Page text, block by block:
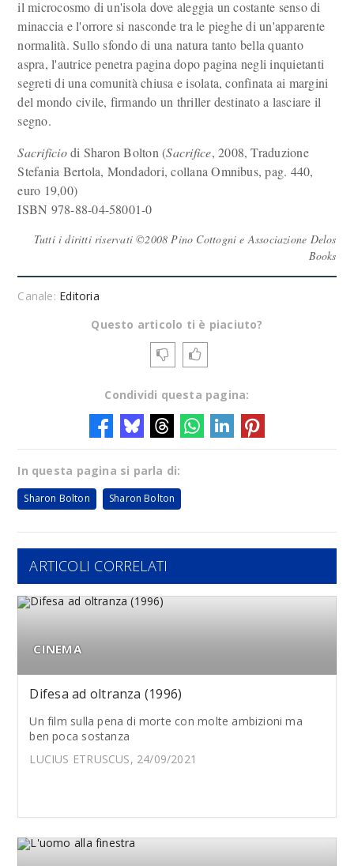
il microcosmo di un'isola dove aleggia un costante senso di
minaccia e l'orrore si nasconde tra le pieghe di un'apparente
normalità. Sullo sfondo di una natura tanto bella quanto
aspra, l'autrice penetra pagina dopo pagina negli inquietanti
segreti di una comunità chiusa e isolata, confinata ai margini
del mondo civile, firmando un thriller destinato a lasciare il
segno.
Sacrificiodi Sharon Bolton (Sacrifice, 2008, Traduzione
Stefania Bertola, Mondadori, collana Omnibus, pag. 440,
euro 19,00)
ISBN 978-88-04-58001-0
Tutti i diritti riservati ©2008 Pino Cottogni e Associazione Delos
Books
Canale: Editoria
Questo articolo ti è piaciuto?
Condividi questa pagina:
In questa pagina si parla di:
Sharon Bolton Sharon Bolton
ARTICOLI CORRELATI
CINEMA
Difesa ad oltranza (1996)
Un film sulla pena di morte con molte ambizioni ma
ben poca sostanza
LUCIUS ETRUSCUS, 24/09/2021